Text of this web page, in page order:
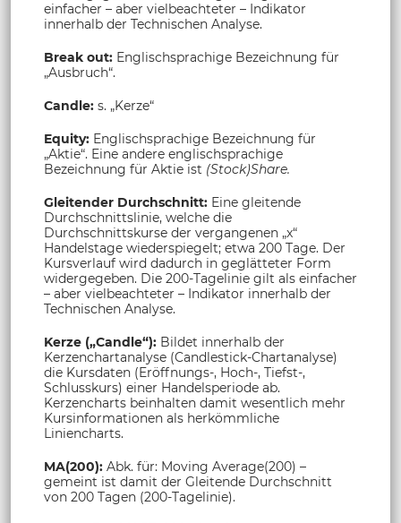
einfacher – aber vielbeachteter – Indikator
innerhalb der Technischen Analyse.
Break out: Englischsprachige Bezeichnung für
„Ausbruch“.
Candle: s. „Kerze“
Equity: Englischsprachige Bezeichnung für
„Aktie“. Eine andere englischsprachige
Bezeichnung für Aktie ist (Stock)Share.
Gleitender Durchschnitt: Eine gleitende
Durchschnittslinie, welche die
Durchschnittskurse der vergangenen „x“
Handelstage wiederspiegelt; etwa 200 Tage. Der
Kursverlauf wird dadurch in geglätteter Form
widergegeben. Die 200-Tagelinie gilt als einfacher
– aber vielbeachteter – Indikator innerhalb der
Technischen Analyse.
Kerze („Candle“): Bildet innerhalb der
Kerzenchartanalyse (Candlestick-Chartanalyse)
die Kursdaten (Eröffnungs-, Hoch-, Tiefst-,
Schlusskurs) einer Handelsperiode ab.
Kerzencharts beinhalten damit wesentlich mehr
Kursinformationen als herkömmliche
Liniencharts.
MA(200): Abk. für: Moving Average(200) –
gemeint ist damit der Gleitende Durchschnitt
von 200 Tagen (200-Tagelinie).